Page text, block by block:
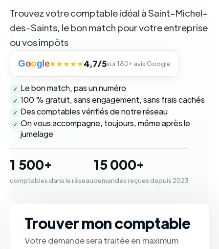
Trouvez votre comptable idéal à Saint-Michel-
des-Saints, le bon match pour votre entreprise
ou vos impôts
Goog e★★★★★4,7/5sur 180+ avis Google
✓ Le bon match, pas un numéro
✓ 100 % gratuit, sans engagement, sans frais cachés
✓ Des comptables vérifiés de notre réseau
✓ On vous accompagne, toujours, même après le
jumelage
1 500+
comptables dans le réseau
15 000+
demandes reçues depuis 2023
Trouver mon comptable
Votre demande sera traitée en maximum